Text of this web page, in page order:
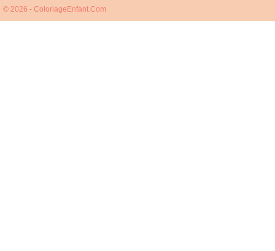
© 2026 - ColoriageEnfant.Com